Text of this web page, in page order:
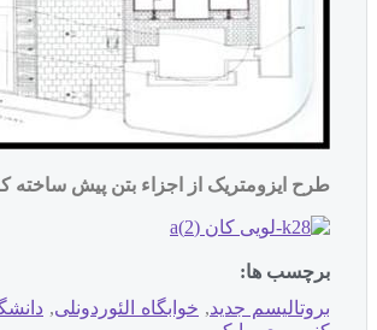
طرح ایزومتریک از اجزاء بتن پیش
برچسب ها:
بروتالیسم جدید, خوابگاه الئوردونلی,